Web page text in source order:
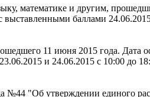
математике и другим,
выставленными баллами
11 июня 2015 года. Дата
и 24.06.2015 с 10:00 до
№44 "Об утверждении единого